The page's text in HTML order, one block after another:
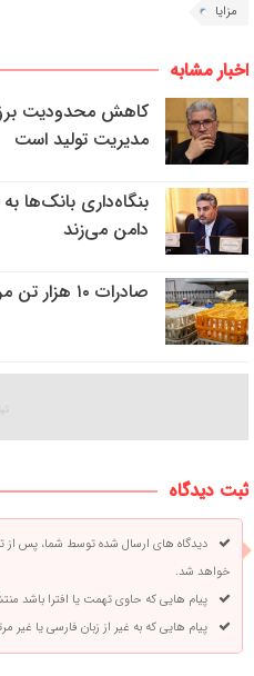
مزایا
اخبار مشابه
کاهش محدودیت برق
مدیریت تولید است
بنگاه‌داری بانک‌ها
دامن می‌زند
صادرات ۱۰ هزار تن مرغ معادل ۱.۵ روز تولید کشور است
ثبت دیدگاه
دیدگاه های ارسال شده توسط شما، پس از
خواهد شد.
پیام هایی که حاوی تهمت یا افترا باشد
پیام هایی که به غیر از زبان فارسی یا غیر